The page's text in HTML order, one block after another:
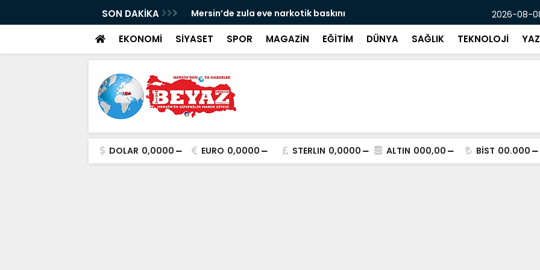
SON DAKİKA Mersin’de zula eve narkotik baskını Mersin’de
2026-08-
EKONOMİ SİYASET SPOR MAGAZİN EĞİTİM DÜNYA SAĞLIK TEKNOLOJİ
DOLAR 0,0000 EURO 0,0000 STERLIN 0,0000 ALTIN 000,00 BİST 00.000